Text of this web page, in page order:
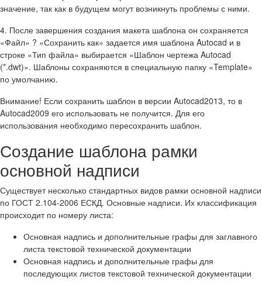
значение, так как в будущем могут возникнуть проблемы с ними.
4. После завершения создания макета шаблона он сохраняется
«Файл» ? «Сохранить как» задается имя шаблона Autocad и в
строке «Тип файла» выбирается «Шаблон чертежа Autocad
(*.dwt)». Шаблоны сохраняются в специальную папку «Template»
по умолчанию.
Внимание! Если сохранить шаблон в версии Autocad2013, то в
Autocad2009 его использовать не получится. Для его
использования необходимо пересохранить шаблон.
Создание шаблона рамки
основной надписи
Существует несколько стандартных видов рамки основной надписи
по ГОСТ 2.104-2006 ЕСКД. Основные надписи. Их классификация
происходит по номеру листа:
Основная надпись и дополнительные графы для заглавного
листа текстовой технической документации
Основная надпись и дополнительные графы для
последующих листов текстовой технической документации